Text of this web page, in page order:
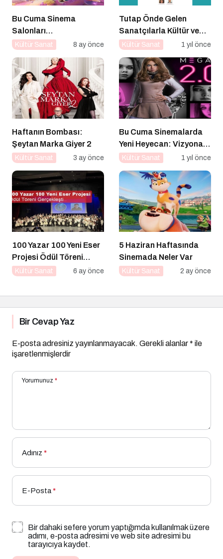
Bu Cuma Sinema
Salonları
Hareketleniyor: 26 Aralık
Açıklandı
Kültür Sanat 8 ay önce
Tutap Önde Gelen
Sanatçılarla Kültür ve
Sanat Yolucluğuna
Kültür Sanat 1 yıl önce
Haftanın Bombası:
Şeytan Marka Giyer 2
Kültür Sanat 3 ay önce
Bu Cuma Sinemalarda
Yeni Heyecan: Vizyona
Girecek Filmler Belli
Kültür Sanat 1 yıl önce
100 Yazar 100 Yeni Eser
Projesi Ödül Töreni
Gerçekleşti
Kültür Sanat 6 ay önce
5 Haziran Haftasında
Sinemada Neler Var
Kültür Sanat 2 ay önce
Bir Cevap Yaz
E-posta adresiniz yayınlanmayacak. Gerekli alanlar* ile
işaretlenmişlerdir
Yorumunuz *
Adınız *
E-Posta*
Bir dahaki sefere yorum yaptığımda kullanılmak üzere
adımı, e-posta adresimi ve web site adresimi bu
tarayıcıya kaydet.